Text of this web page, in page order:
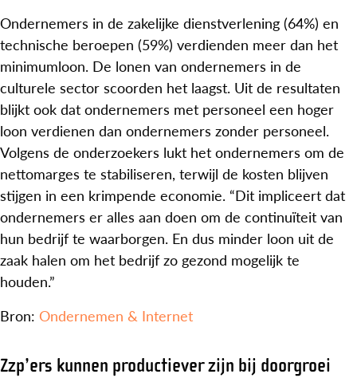
Ondernemers in de zakelijke dienstverlening (64%) en
technische beroepen (59%) verdienden meer dan het
minimumloon. De lonen van ondernemers in de
culturele sector scoorden het laagst. Uit de resultaten
blijkt ook dat ondernemers met personeel een hoger
loon verdienen dan ondernemers zonder personeel.
Volgens de onderzoekers lukt het ondernemers om de
nettomarges te stabiliseren, terwijl de kosten blijven
stijgen in een krimpende economie. “Dit impliceert dat
ondernemers er alles aan doen om de continuïteit van
hun bedrijf te waarborgen. En dus minder loon uit de
zaak halen om het bedrijf zo gezond mogelijk te
houden.”
Bron: Ondernemen & Internet
Zzp’ers kunnen productiever zijn bij doorgroei